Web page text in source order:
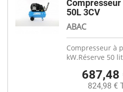
Compresseur
50L 3CV
ABAC
Compresseur à
kW.Réserve 50
687,48
824,98 €